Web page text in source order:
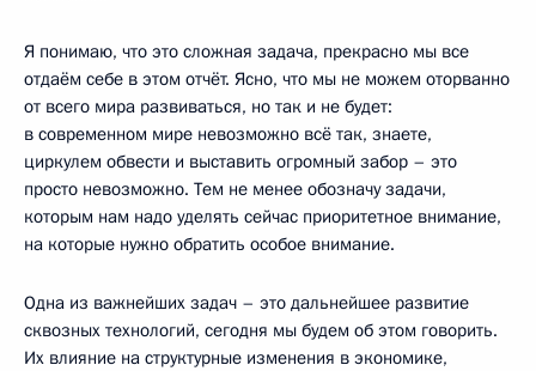
Я понимаю, что это сложная задача, прекрасно мы все
отдаём себе в этом отчёт. Ясно, что мы не можем оторванно
от всего мира развиваться, но так и не будет:
в современном мире невозможно всё так, знаете,
циркулем обвести и выставить огромный забор – это
просто невозможно. Тем не менее обозначу задачи,
которым нам надо уделять сейчас приоритетное внимание,
на которые нужно обратить особое внимание.
Одна из важнейших задач – это дальнейшее развитие
сквозных технологий, сегодня мы будем об этом говорить.
Их влияние на структурные изменения в экономике,